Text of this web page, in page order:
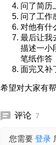
问了简历
问了工作
对他有什
最后让我
描述一小
笔纸作答
面完又补
希望对大家有
评论 7
您需要 登录